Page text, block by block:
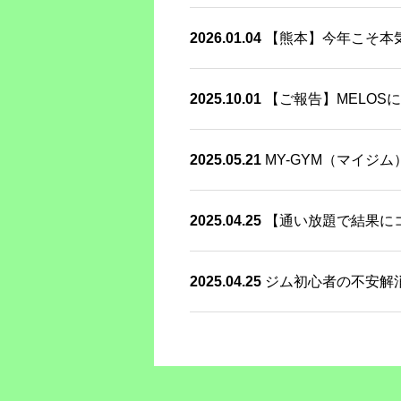
2026.01.04【熊本】今年こそ本
2025.10.01【ご報告】MELOS
2025.05.21MY-GYM（マイジム
2025.04.25【通い放題で結果に
2025.04.25ジム初心者の不安解